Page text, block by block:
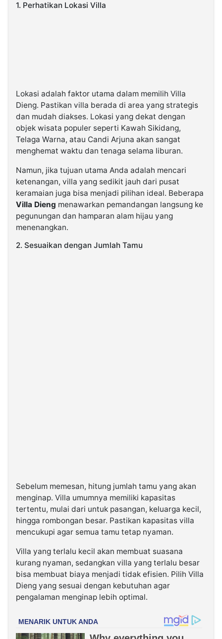
1. Perhatikan Lokasi Villa
Lokasi adalah faktor utama dalam memilih Villa
Dieng. Pastikan villa berada di area yang strategis
dan mudah diakses. Lokasi yang dekat dengan
objek wisata populer seperti Kawah Sikidang,
Telaga Warna, atau Candi Arjuna akan sangat
menghemat waktu dan tenaga selama liburan.
Namun, jika tujuan utama Anda adalah mencari
ketenangan, villa yang sedikit jauh dari pusat
keramaian juga bisa menjadi pilihan ideal. Beberapa
Villa Dieng menawarkan pemandangan langsung ke
pegunungan dan hamparan alam hijau yang
menenangkan.
2. Sesuaikan dengan Jumlah Tamu
Sebelum memesan, hitung jumlah tamu yang akan
menginap. Villa umumnya memiliki kapasitas
tertentu, mulai dari untuk pasangan, keluarga kecil,
hingga rombongan besar. Pastikan kapasitas villa
mencukupi agar semua tamu tetap nyaman.
Villa yang terlalu kecil akan membuat suasana
kurang nyaman, sedangkan villa yang terlalu besar
bisa membuat biaya menjadi tidak efisien. Pilih Villa
Dieng yang sesuai dengan kebutuhan agar
pengalaman menginap lebih optimal.